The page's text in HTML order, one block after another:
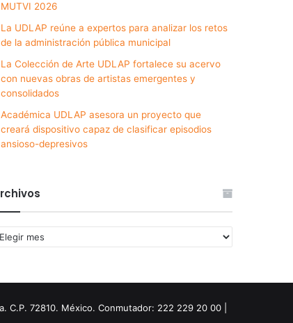
MUTVI 2026
La UDLAP reúne a expertos para analizar los retos
de la administración pública municipal
La Colección de Arte UDLAP fortalece su acervo
con nuevas obras de artistas emergentes y
consolidados
Académica UDLAP asesora un proyecto que
creará dispositivo capaz de clasificar episodios
ansioso-depresivos
C.P. 72810. México. Conmutador: 222 229 20 00 |